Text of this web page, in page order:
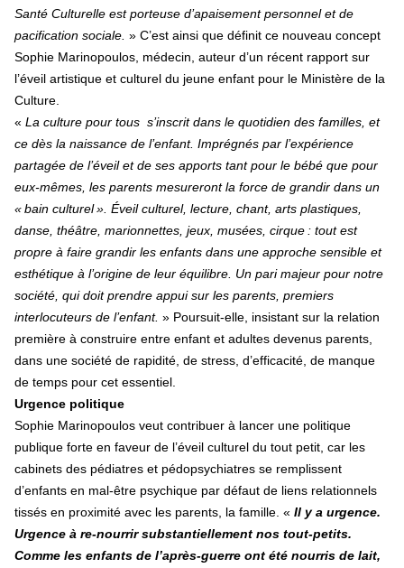
Santé Culturelle est porteuse d’apaisement personnel et de
pacification sociale. » C’est ainsi que définit ce nouveau concept
Sophie Marinopoulos, médecin, auteur d’un récent rapport sur
l’éveil artistique et culturel du jeune enfant pour le Ministère de la
Culture.
« La culture pour tous s’inscrit dans le quotidien des familles, et
ce dès la naissance de l’enfant. Imprégnés par l’expérience
partagée de l’éveil et de ses apports tant pour le bébé que pour
eux-mêmes, les parents mesureront la force de grandir dans un
« bain culturel ». Éveil culturel, lecture, chant, arts plastiques,
danse, théâtre, marionnettes, jeux, musées, cirque : tout est
propre à faire grandir les enfants dans une approche sensible et
esthétique à l’origine de leur équilibre. Un pari majeur pour notre
société, qui doit prendre appui sur les parents, premiers
interlocuteurs de l’enfant. » Poursuit-elle, insistant sur la relation
première à construire entre enfant et adultes devenus parents,
dans une société de rapidité, de stress, d’efficacité, de manque
de temps pour cet essentiel.
Urgence politique
Sophie Marinopoulos veut contribuer à lancer une politique
publique forte en faveur de l’éveil culturel du tout petit, car les
cabinets des pédiatres et pédopsychiatres se remplissent
d’enfants en mal-être psychique par défaut de liens relationnels
tissés en proximité avec les parents, la famille. « Il y a urgence.
Urgence à re-nourrir substantiellement nos tout-petits.
Comme les enfants de l’après-guerre ont été nourris de lait,